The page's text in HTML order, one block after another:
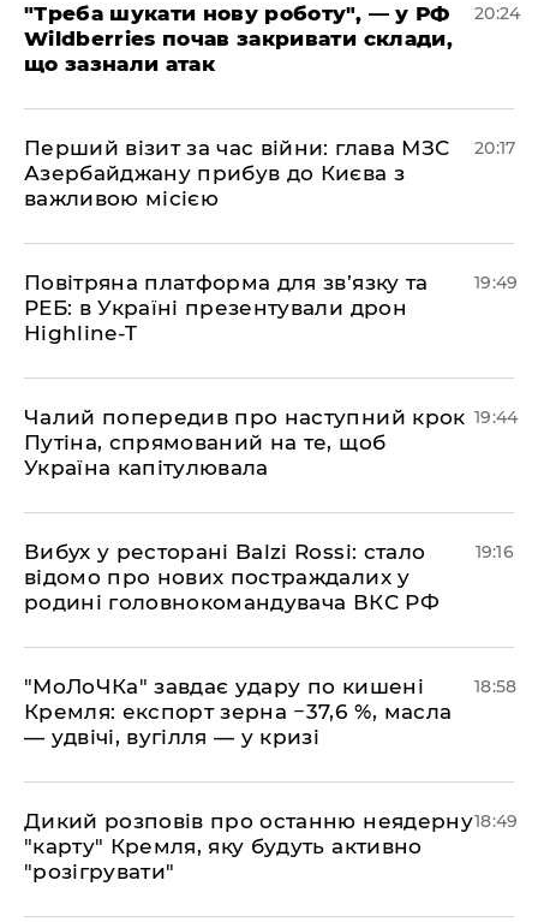
​"Треба шукати нову роботу", — у РФ
Wildberries почав закривати склади,
що зазнали атак
20:24
​Перший візит за час війни: глава МЗС
Азербайджану прибув до Києва з
важливою місією
20:17
​Повітряна платформа для зв’язку та
РЕБ: в Україні презентували дрон
Highline-T
19:49
​Чалий попередив про наступний крок
Путіна, спрямований на те, щоб
Україна капітулювала
19:44
​Вибух у ресторані Balzi Rossi: стало
відомо про нових постраждалих у
родині головнокомандувача ВКС РФ
19:16
​"МоЛоЧКа" завдає удару по кишені
Кремля: експорт зерна −37,6 %, масла
— удвічі, вугілля — у кризі
18:58
​Дикий розповів про останню неядерну
"карту" Кремля, яку будуть активно
"розігрувати"
18:49